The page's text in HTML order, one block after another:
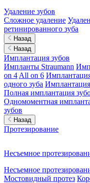
Удаление зубов
Сложное удаление
ретинированного зуба
Назад
Назад
Имплантация зубов
Импланты Straumann
on 4 All on 6
одного зуба
Полная имплантация
Одномоментная
зубов
Назад
Протезирование
Несъемное
Несъемное
Мостовидный протез